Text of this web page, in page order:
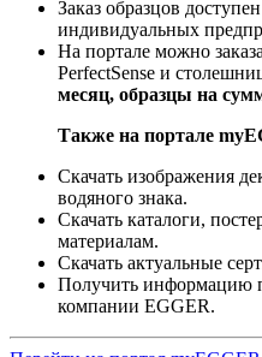
Заказ образцов
индивидуальных
На портале можно
PerfectSense и
месяц, образцы на
Также на портале
Скачать изображения
водяного знака.
Скачать каталоги,
материалам.
Скачать актуальные
Получить информацию
компании EGGER.